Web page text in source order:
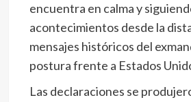
encuentra en calma y
acontecimientos desde la
mensajes históricos del
postura frente a Estados
Las declaraciones se